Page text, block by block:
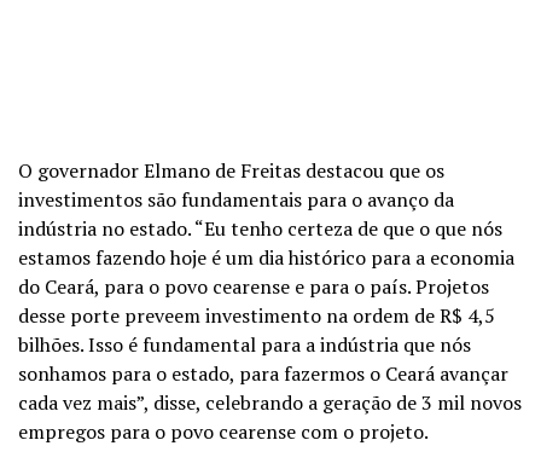
O governador Elmano de Freitas destacou que os
investimentos são fundamentais para o avanço da
indústria no estado. “Eu tenho certeza de que o que nós
estamos fazendo hoje é um dia histórico para a economia
do Ceará, para o povo cearense e para o país. Projetos
desse porte preveem investimento na ordem de R$ 4,5
bilhões. Isso é fundamental para a indústria que nós
sonhamos para o estado, para fazermos o Ceará avançar
cada vez mais”, disse, celebrando a geração de 3 mil novos
empregos para o povo cearense com o projeto.